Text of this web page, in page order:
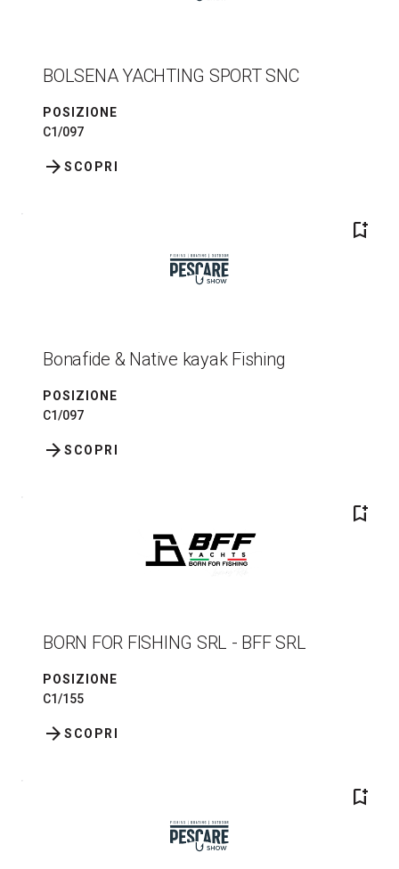
BOLSENA YACHTING SPORT SNC
POSIZIONE
C1/097
SCOPRI
arrow_forward
bookmark_add
Bonafide & Native kayak Fishing
POSIZIONE
C1/097
SCOPRI
arrow_forward
bookmark_add
BORN FOR FISHING SRL - BFF SRL
POSIZIONE
C1/155
SCOPRI
arrow_forward
bookmark_add